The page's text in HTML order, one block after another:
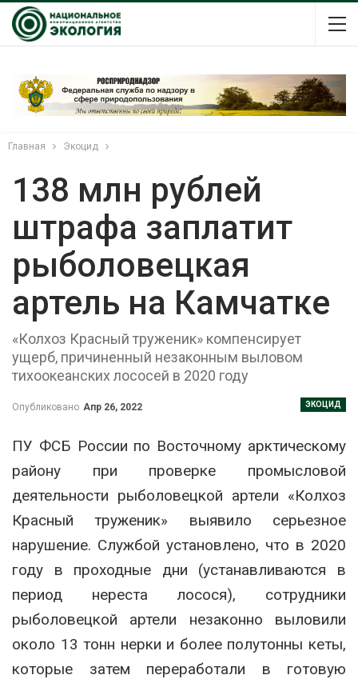
Главная Экоцид
138 млн рублей
штрафа заплатит
рыболовецкая
артель на Камчатке
«Колхоз Красный труженик» компенсирует
ущерб, причиненный незаконным выловом
тихоокеанских лососей в 2020 году
ЭКОЦИД
Опубликовано Апр 26, 2022
ПУ ФСБ России по Восточному арктическому
району при проверке промысловой
деятельности рыболовецкой артели «Колхоз
Красный труженик» выявило серьезное
нарушение. Службой установлено, что в 2020
году в проходные дни (устанавливаются в
период нереста лосося), сотрудники
рыболовецкой артели незаконно выловили
около 13 тонн нерки и более полутонны кеты,
которые затем переработали в готовую